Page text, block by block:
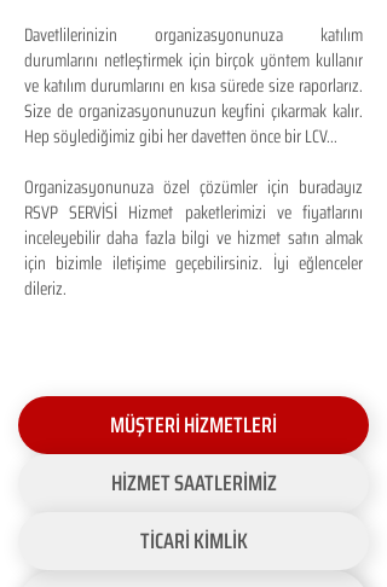
Davetlilerinizin organizasyonunuza katılım
durumlarını netleştirmek için birçok yöntem kullanır
ve katılım durumlarını en kısa sürede size raporlarız.
Size de organizasyonunuzun keyfini çıkarmak kalır.
Hep söylediğimiz gibi her davetten önce bir LCV...
Organizasyonunuza özel çözümler için buradayız
RSVP SERVİSİ Hizmet paketlerimizi ve fiyatlarını
inceleyebilir daha fazla bilgi ve hizmet satın almak
için bizimle iletişime geçebilirsiniz. İyi eğlenceler
dileriz.
MÜŞTERİ HİZMETLERİ
HİZMET SAATLERİMİZ
TİCARİ KİMLİK